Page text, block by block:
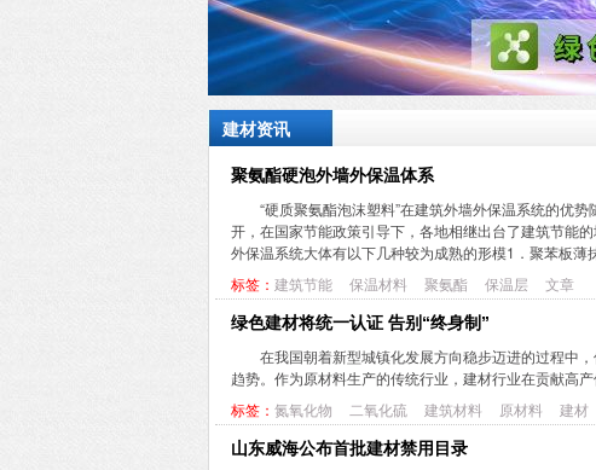
建材资讯
聚氨酯硬泡外墙外保温体系
“硬质聚氨酯泡沫塑料”在建筑外墙外保温系统的优
开，在国家节能政策引导下，各地相继出台了建筑节能
外保温系统大体有以下几种较为成熟的形模1．聚苯板薄
标签： 建筑节能 保温材料 聚氨酯 保温层 文章
绿色建材将统一认证 告别“终身制”
在我国朝着新型城镇化发展方向稳步迈进的过程中
趋势。作为原材料生产的传统行业，建材行业在贡献高
标签： 氮氧化物 二氧化硫 建筑材料 原材料 建材
山东威海公布首批建材禁用目录